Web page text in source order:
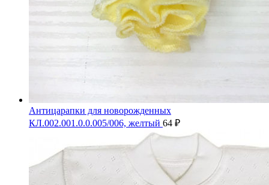
Антицарапки для новорожденных
КЛ.002.001.0.0.005/006, желтый 64 ₽